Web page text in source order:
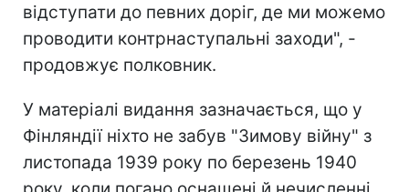
відступати до певних доріг, де ми можемо
проводити контрнаступальні заходи", -
продовжує полковник.
У матеріалі видання зазначається, що у
Фінляндії ніхто не забув "Зимову війну" з
листопада 1939 року по березень 1940